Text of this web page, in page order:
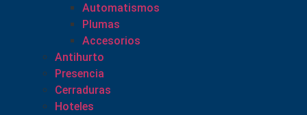
Automatismos
Plumas
Accesorios
Antihurto
Presencia
Cerraduras
Hoteles